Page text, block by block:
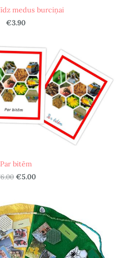
medus burciņai
€3.90
Par bitēm
€5.00